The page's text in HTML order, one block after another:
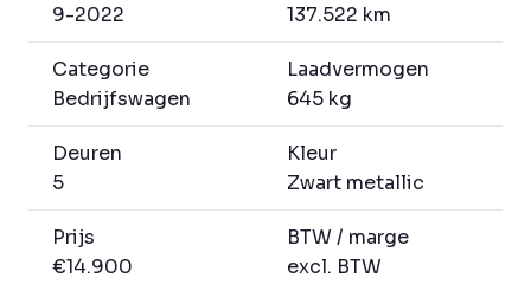
9-2022
137.522 km
Categorie
Bedrijfswagen
Laadvermogen
645 kg
Deuren
5
Kleur
Zwart metallic
Prijs
€14.900
BTW / marge
excl. BTW